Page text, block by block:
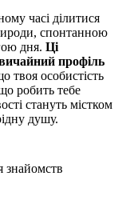
часі ділитися
спонтанною
дня. Ці
профіль
твоя особистість
робить тебе
стануть містком
душу.
знайомств